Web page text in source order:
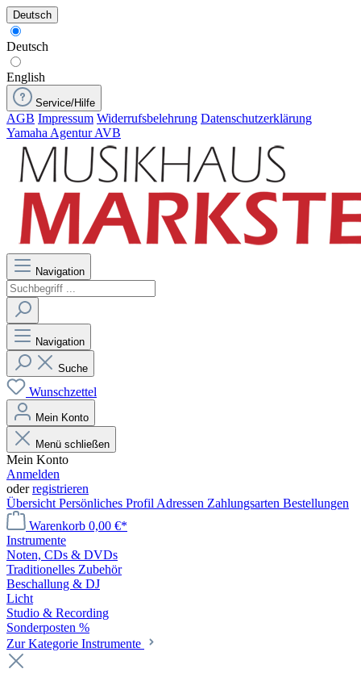
Deutsch
Deutsch
English
Service/Hilfe
AGB Impressum Widerrufsbelehrung Datenschutzerklärung
Yamaha Agentur AVB
Navigation
Navigation
Suche
Wunschzettel
Mein Konto
Menü schließen
Mein Konto
Anmelden
oderregistrieren
Übersicht Persönliches Profil Adressen Zahlungsarten Bestellungen
Warenkorb 0,00 €*
Instrumente
Noten, CDs & DVDs
Traditionelles Zubehör
Beschallung & DJ
Licht
Studio & Recording
Sonderposten %
Zur Kategorie Instrumente